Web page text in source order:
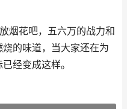
烟花吧，五六万的战力和
的味道，当大家还在为
经变成这样。